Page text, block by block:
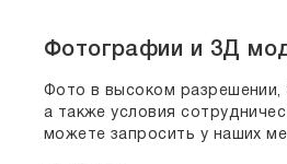
Фотографии и 3Д
Фото в высоком разрешении,
а также условия
можете запросить у наших